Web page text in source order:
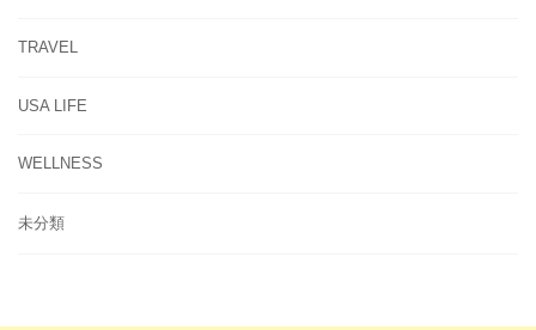
TRAVEL
USA LIFE
WELLNESS
未分類